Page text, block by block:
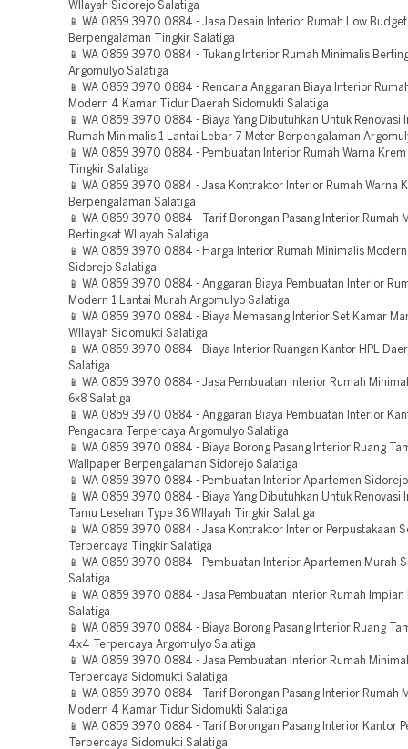
WIlayah Sidorejo Salatiga
📱 WA 0859 3970 0884 - Jasa Desain Interior Rumah Low Budget
Berpengalaman Tingkir Salatiga
📱 WA 0859 3970 0884 - Tukang Interior Rumah Minimalis
Argomulyo Salatiga
📱 WA 0859 3970 0884 - Rencana Anggaran Biaya Interior
Modern 4 Kamar Tidur Daerah Sidomukti Salatiga
📱 WA 0859 3970 0884 - Biaya Yang Dibutuhkan Untuk Renovasi
Rumah Minimalis 1 Lantai Lebar 7 Meter Berpengalaman
📱 WA 0859 3970 0884 - Pembuatan Interior Rumah Warna
Tingkir Salatiga
📱 WA 0859 3970 0884 - Jasa Kontraktor Interior Rumah Warna
Berpengalaman Salatiga
📱 WA 0859 3970 0884 - Tarif Borongan Pasang Interior Rumah
Bertingkat WIlayah Salatiga
📱 WA 0859 3970 0884 - Harga Interior Rumah Minimalis Modern
Sidorejo Salatiga
📱 WA 0859 3970 0884 - Anggaran Biaya Pembuatan Interior
Modern 1 Lantai Murah Argomulyo Salatiga
📱 WA 0859 3970 0884 - Biaya Memasang Interior Set Kamar
WIlayah Sidomukti Salatiga
📱 WA 0859 3970 0884 - Biaya Interior Ruangan Kantor HPL
Salatiga
📱 WA 0859 3970 0884 - Jasa Pembuatan Interior Rumah
6x8 Salatiga
📱 WA 0859 3970 0884 - Anggaran Biaya Pembuatan Interior
Pengacara Terpercaya Argomulyo Salatiga
📱 WA 0859 3970 0884 - Biaya Borong Pasang Interior Ruang
Wallpaper Berpengalaman Sidorejo Salatiga
📱 WA 0859 3970 0884 - Pembuatan Interior Apartemen
📱 WA 0859 3970 0884 - Biaya Yang Dibutuhkan Untuk Renovasi
Tamu Lesehan Type 36 WIlayah Tingkir Salatiga
📱 WA 0859 3970 0884 - Jasa Kontraktor Interior Perpustakaan
Terpercaya Tingkir Salatiga
📱 WA 0859 3970 0884 - Pembuatan Interior Apartemen Murah
Salatiga
📱 WA 0859 3970 0884 - Jasa Pembuatan Interior Rumah Impian
Salatiga
📱 WA 0859 3970 0884 - Biaya Borong Pasang Interior Ruang
4x4 Terpercaya Argomulyo Salatiga
📱 WA 0859 3970 0884 - Jasa Pembuatan Interior Rumah
Terpercaya Sidomukti Salatiga
📱 WA 0859 3970 0884 - Tarif Borongan Pasang Interior Rumah
Modern 4 Kamar Tidur Sidomukti Salatiga
📱 WA 0859 3970 0884 - Tarif Borongan Pasang Interior Kantor
Terpercaya Sidomukti Salatiga